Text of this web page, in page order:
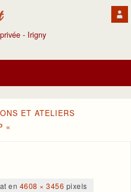
- Irigny
ET ATELIERS
«
en 4608 × 3456 pixels